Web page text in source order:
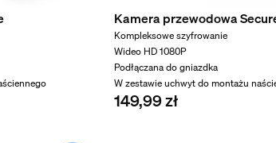
Kamera przewodowa
Kompleksowe szyfrowanie
Wideo HD 1080P
Podłączana do gniazdka
W zestawie uchwyt do montażu
149,99 zł